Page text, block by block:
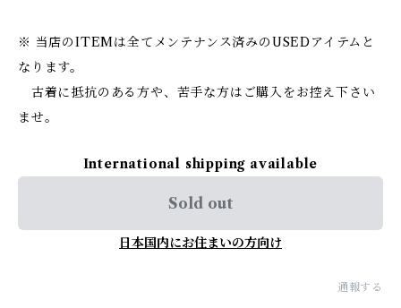
※ 当店のITEMは全てメンテナンス済みのUSEDアイテムと
なります。
古着に抵抗のある方や、苦手な方はご購入をお控え下さい
ませ。
International shipping available
Sold out
日本国内にお住まいの方向け
通報する